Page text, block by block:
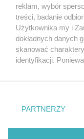
Budynki
Nie zapomnij
zapoznać się z:
polityką
Twojemiasto
Piekary Śląskie
Chorzów
Tarnowskie Góry
Gliwice
reklam, wybór
treści, badanie
Użytkownika my i
dokładnych danych
skanować
identyfikacji.
prywatności
. Niektóre
zgody użytkownika,
takiemu
PARTNERZY